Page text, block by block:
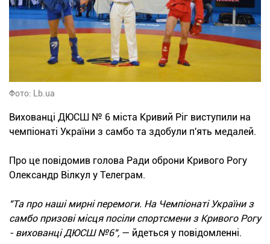
Фото: Lb.ua
Вихованці ДЮСШ № 6 міста Кривий Ріг виступили на
чемпіонаті України з самбо та здобули п'ять медалей.
Про це повідомив голова Ради оброни Кривого Рогу
Олександр Вілкул у Телеграм.
"Та про наші мирні перемоги. На Чемпіонаті України з
самбо призові місця посіли спортсмени з Кривого Рогу
- вихованці ДЮСШ №6", — йдеться у повідомленні.